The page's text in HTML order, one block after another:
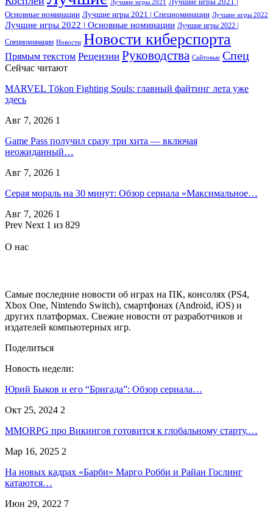
Лучшие игры 2021
Основные номинации Лучшие игры 2021 | Спецноминации Лучшие игры 2022
Лучшие игры 2022 | Основные номинации Лучшие игры 2022 |
Спецноминации Новости Новости киберспорта
Прямым текстом Рецензии Руководства Сайтовые Спец
Сейчас читают
MARVEL Tōkon Fighting Souls: главный файтинг лета уже
здесь
Авг 7, 2026 1
Game Pass получил сразу три хита — включая
неожиданный…
Авг 7, 2026 1
Серая мораль на 30 минут: Обзор сериала «Максимальное…
Авг 7, 2026 1
Prev Next 1 из 829
О нас
Самые последние новости об играх на ПК, консолях (PS4,
Xbox One, Nintendo Switch), смартфонах (Android, iOS) и
других платформах. Свежие новости от разработчиков и
издателей компьютерных игр.
Поделиться
Новость недели:
Юрий Быков и его “Бригада”: Обзор сериала…
Окт 25, 2024 2
MMORPG про Викингов готовится к глобальному старту.…
Мар 16, 2025 2
На новых кадрах «Барби» Марго Робби и Райан Гослинг
катаются…
Июн 29, 2022 7